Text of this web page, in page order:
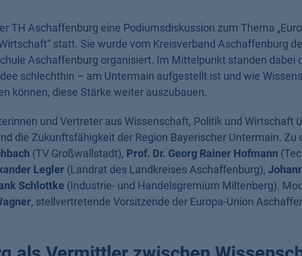
TH Aschaffenburg eine Podiumsdiskussion zum Thema
statt. Sie wurde vom Kreisverband Aschaffenburg
Aschaffenburg organisiert. Im Mittelpunkt standen dabei
schlechthin – am Untermain aufgestellt ist und wie
können, diese Stärke weiter auszubauen.
und Vertreter aus Wissenschaft, Politik und Wirtschaft
die Zukunftsfähigkeit der Region Bayerischer Untermain. Zu
(TV Großwallstadt), Prof. Dr. Georg Rainer Hofmann
Legler (Landrat des Landkreises Aschaffenburg),
Schlottke (Industrie- und Handelsgremium Miltenberg).
, stellvertretende Vorsitzende der Europa-Union